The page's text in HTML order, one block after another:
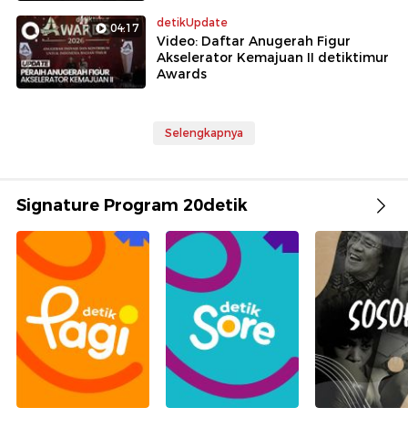
04:17 detikUpdate
Video: Daftar Anugerah Figur
Akselerator Kemajuan II detiktimur
Awards
Selengkapnya
Signature Program 20detik